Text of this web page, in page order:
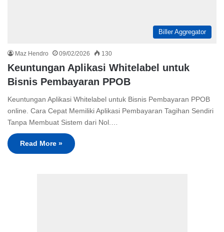
Biller Aggregator
Maz Hendro 09/02/2026 130
Keuntungan Aplikasi Whitelabel untuk
Bisnis Pembayaran PPOB
Keuntungan Aplikasi Whitelabel untuk Bisnis Pembayaran PPOB
online. Cara Cepat Memiliki Aplikasi Pembayaran Tagihan Sendiri
Tanpa Membuat Sistem dari Nol.…
Read More »